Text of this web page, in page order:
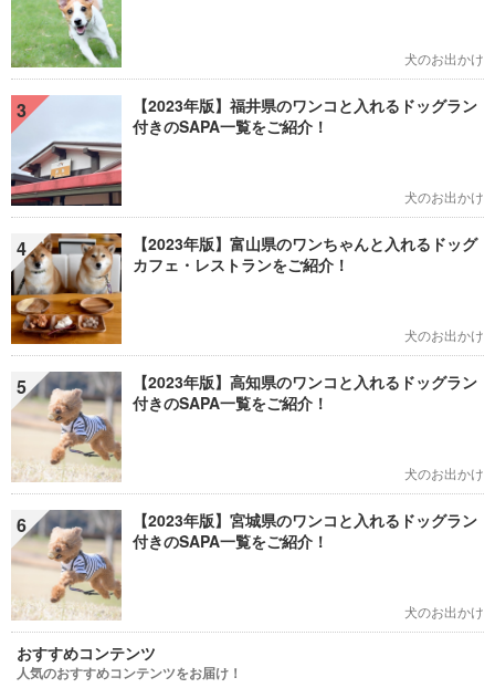
犬のお出かけ
3
【2023年版】福井県のワンコと入れるドッグラン
付きのSAPA一覧をご紹介！
犬のお出かけ
4
【2023年版】富山県のワンちゃんと入れるドッグ
カフェ・レストランをご紹介！
犬のお出かけ
5
【2023年版】高知県のワンコと入れるドッグラン
付きのSAPA一覧をご紹介！
犬のお出かけ
6
【2023年版】宮城県のワンコと入れるドッグラン
付きのSAPA一覧をご紹介！
犬のお出かけ
おすすめコンテンツ
人気のおすすめコンテンツをお届け！